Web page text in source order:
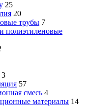
25
20
трубы 7
полиэтиленовые
3
57
смесь 4
материалы 14